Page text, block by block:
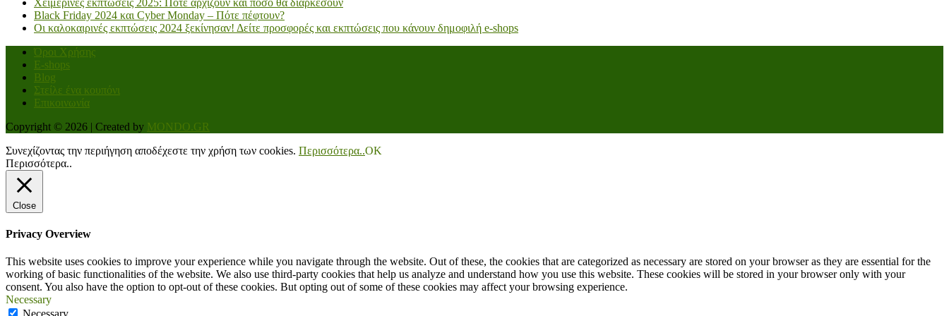
Black Friday 2024 και Cyber Monday – Πότε πέφτουν?
Οι καλοκαιρινές εκπτώσεις 2024 ξεκίνησαν! Δείτε προσφορές και εκπτώσεις που κάνουν δημοφιλή e-shops
Όροι Χρήσης
E-shops
Blog
Στείλε ένα κουπόνι
Επικοινωνία
Copyright © 2026 | Created by MONDO.GR
Συνεχίζοντας την περιήγηση αποδέχεστε την χρήση των cookies. Περισσότερα..ΟΚ
Περισσότερα..
Close
Privacy Overview
This website uses cookies to improve your experience while you navigate through the website. Out of these, the cookies that are categorized as necessary are stored on your browser as they are essential for the
working of basic functionalities of the website. We also use third-party cookies that help us analyze and understand how you use this website. These cookies will be stored in your browser only with your
consent. You also have the option to opt-out of these cookies. But opting out of some of these cookies may affect your browsing experience.
Necessary